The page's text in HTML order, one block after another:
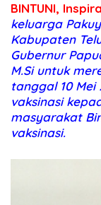
BINTUNI,
keluarga
Kabupaten
Gubernur
M.Si untuk
tanggal 10 Mei
vaksinasi
masyarakat
vaksinasi.